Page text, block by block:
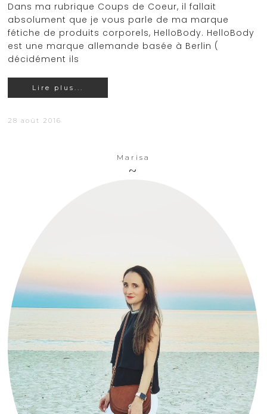
Dans ma rubrique Coups de Coeur, il fallait
absolument que je vous parle de ma marque
fétiche de produits corporels, HelloBody. HelloBody
est une marque allemande basée à Berlin (
décidément ils
Lire plus...
28 août 2016
Marisa